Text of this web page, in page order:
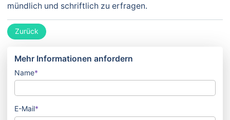
mündlich und schriftlich zu erfragen.
Zurück
Mehr Informationen anfordern
Name*
E-Mail*